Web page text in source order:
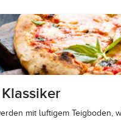
mit luftigem Teigboden,